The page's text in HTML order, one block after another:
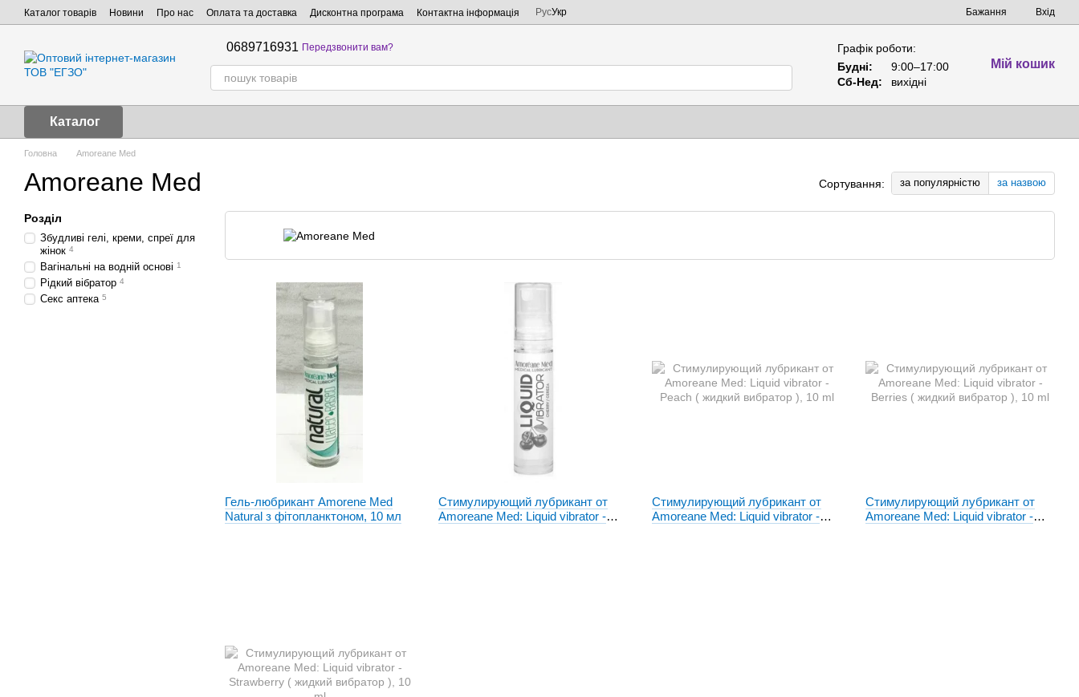
Перейти до основного контенту
Каталог товарів Новини Про нас Оплата та доставка Дисконтна програма Контактна інформація РусУкр Бажання Вхід
0689716931 Передзвонити вам?
Графік роботи:
Будні:
9:00–17:00
Сб-Нед:
вихідні
Мій кошик
Каталог
Головна Amoreane Med
Amoreane Med Сортування: за популярністю за назвою
Гель-любрикант Amorene Med
Natural з фітопланктоном, 10 мл
Стимулирующий лубрикант от
Amoreane Med: Liquid vibrator -
Стимулирующий лубрикант от
Amoreane Med: Liquid vibrator -
Стимулирующий лубрикант от
Amoreane Med: Liquid vibrator -
Розділ
Збудливі гелі, креми, спреї для
жінок 4
Вагінальні на водній основі 1
Рідкий вібратор 4
Секс аптека 5